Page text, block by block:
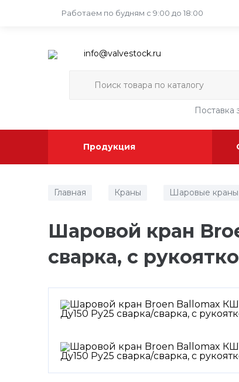
Работаем по будням с 9:00 до 18:00
info@valvestock.ru
Поставка
Продукция
Главная Краны Шаровые краны
Шаровой кран
сварка, с